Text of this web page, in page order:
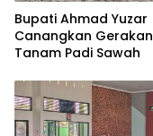
Bupati Ahmad Yuzar
Canangkan Gerakan
Tanam Padi Sawah